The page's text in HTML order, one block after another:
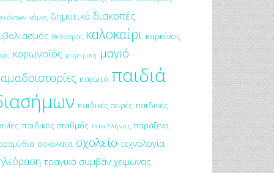
γάμος δημοτικό διακοπές
θηλασμός καλοκαίρι καρκίνος
κορωνοϊός μαγειρική μαγιό
παγωτό παιδιά
παιδικές σειρές παιδικές
παιδικός σταθμός πανελλήνιες παράξενα
σοκολάτα σχολείο τεχνολογία
τραγικό συμβάν χειμώνας